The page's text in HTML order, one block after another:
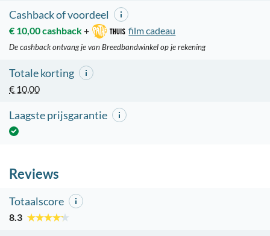
Cashback of voordeel
€ 10,00 cashback+ film cadeau
De cashback ontvang je van Breedbandwinkel op je rekening
Totale korting
€ 10,00
Laagste prijsgarantie
Reviews
Totaalscore
8.3